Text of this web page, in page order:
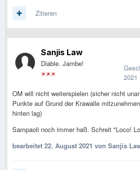
Zitieren
Sanjis Law
Diable. Jambe!
2021
OM will nicht weiterspielen (sicher nicht
Punkte auf Grund der Krawalle
hinten lag)
Sampaoli noch immer haß. Schreit "Loco!
bearbeitet 22. August 2021 von Sanjis